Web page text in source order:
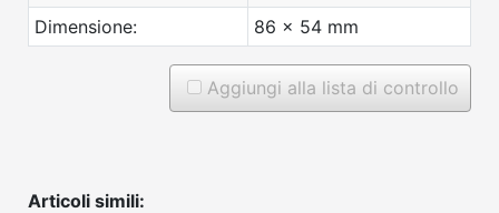
Dimensione:
86 x 54 mm
Aggiungi alla lista di controllo
Articoli simili: